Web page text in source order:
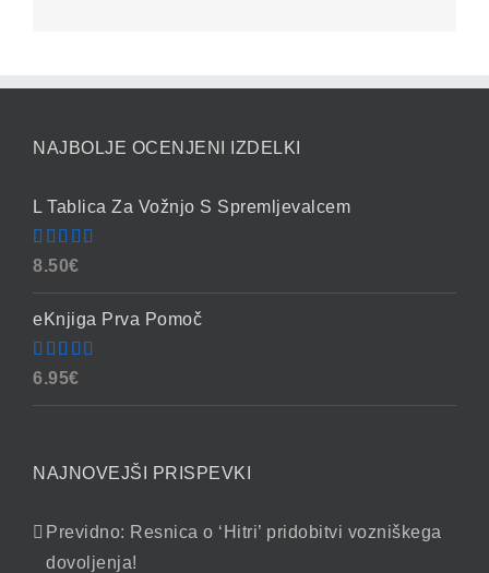
NAJBOLJE OCENJENI IZDELKI
L Tablica Za Vožnjo S Spremljevalcem
Ocenjeno
8.50€
eKnjiga Prva Pomoč
Ocenjeno
6.95€
NAJNOVEJŠI PRISPEVKI
Previdno: Resnica o ‘Hitri’ pridobitvi vozniškega
dovoljenja!